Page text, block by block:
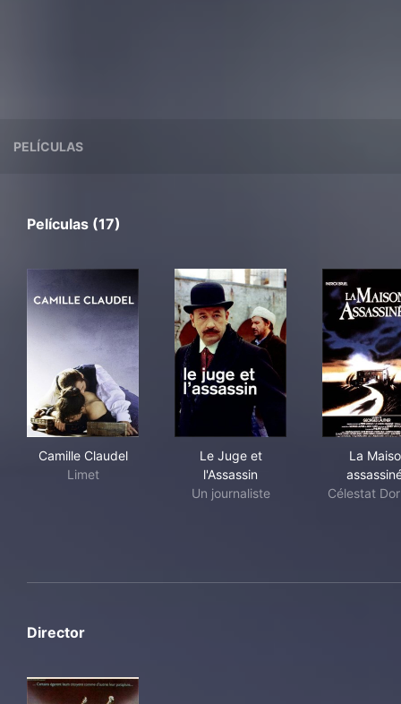
PELÍCULAS
Películas (17)
Camille Claudel
Limet
Le Juge et
l'Assassin
Un journaliste
La
Célestat
Director